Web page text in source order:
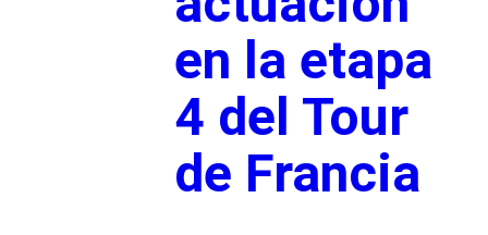
en la etapa
4 del Tour
de Francia